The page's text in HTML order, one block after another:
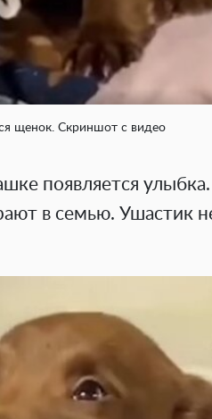
щенок. Скриншот с видео
появляется
в семью. Ушастик